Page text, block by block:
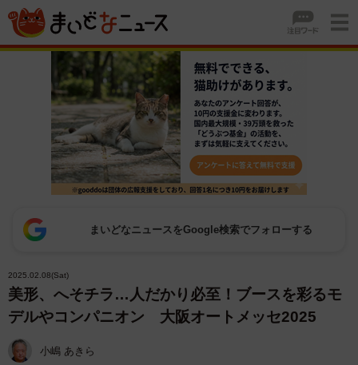
まいどなニュースをGoogle検索でフォローする
2025.02.08(Sat)
美形、へそチラ…人だかり必至！ブースを彩るモ
デルやコンパニオン 大阪オートメッセ2025
小嶋 あきら